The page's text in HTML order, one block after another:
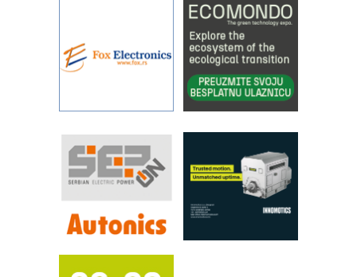
procesnim sistemima
Art Utopia Studio – vizuelne priče
industrije i biznisa
RILINEX kompanije Rittal
FANUC: Najbolje za vašu pametnu
automatizaciju
Efikasno upravljanje energijom
Automatizacija pakovanja · Display
(Shelf-Ready) omotnice
Proizvodnja iC7 Hybrid 1500 VDC
mrežnog pretvarača sa tečnim
hlađenjem